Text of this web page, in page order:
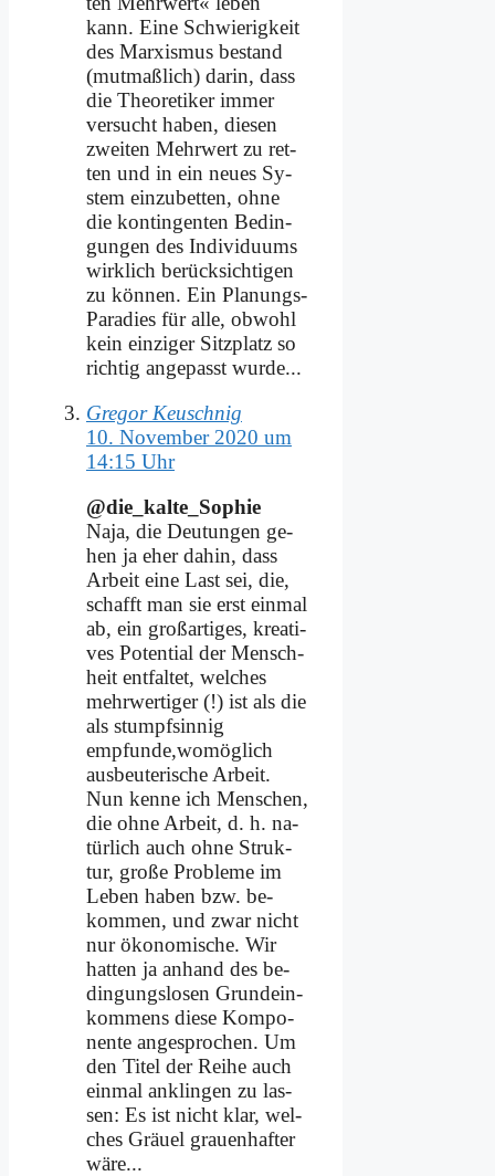
kann. Ei­ne Schwie­rig­keit
des Mar­xis­mus be­stand
(mut­maß­lich) dar­in, dass
die Theo­re­ti­ker im­mer
ver­sucht ha­ben, die­sen
zwei­ten Mehr­wert zu ret­
ten und in ein neu­es Sy­
stem ein­zu­bet­ten, oh­ne
die kon­tin­gen­ten Be­din­
gun­gen des In­di­vi­du­ums
wirk­lich be­rück­sich­ti­gen
zu kön­nen. Ein Pla­nungs-
Pa­ra­dies für al­le, ob­wohl
kein ein­zi­ger Sitz­platz so
rich­tig an­ge­passt wur­de...
Gregor Keuschnig
10. November 2020 um
14:15 Uhr
@die_kalte_Sophie
Na­ja, die Deu­tun­gen ge­
hen ja eher da­hin, dass
Ar­beit ei­ne Last sei, die,
schafft man sie erst ein­mal
ab, ein groß­ar­ti­ges, krea­ti­
ves Po­ten­ti­al der Mensch­
heit ent­fal­tet, wel­ches
mehr­wer­ti­ger (!) ist als die
als stumpf­sin­nig
empfunde,womöglich
aus­beu­te­ri­sche Ar­beit.
Nun ken­ne ich Men­schen,
die oh­ne Ar­beit, d. h. na­
tür­lich auch oh­ne Struk­
tur, gro­ße Pro­ble­me im
Le­ben ha­ben bzw. be­
kom­men, und zwar nicht
nur öko­no­mi­sche. Wir
hat­ten ja an­hand des be­
din­gungs­lo­sen Grund­ein­
kom­mens die­se Kom­po­
nen­te an­ge­spro­chen. Um
den Ti­tel der Rei­he auch
ein­mal an­klin­gen zu las­
sen: Es ist nicht klar, wel­
ches Gräu­el grau­en­haf­ter
wä­re...